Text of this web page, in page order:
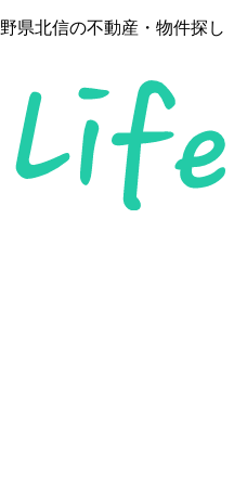
県北信の不動産・物件探し